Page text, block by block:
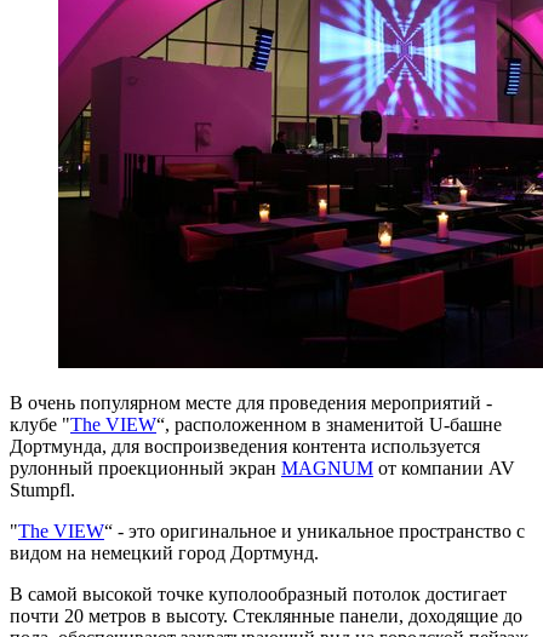
В очень популярном месте для проведения мероприятий -
клубе "The VIEW“, расположенном в знаменитой U-башне
Дортмунда, для воспроизведения контента используется
рулонный проекционный экран MAGNUM от компании AV
Stumpfl.
"The VIEW“ - это оригинальное и уникальное пространство с
видом на немецкий город Дортмунд.
В самой высокой точке куполообразный потолок достигает
почти 20 метров в высоту. Стеклянные панели, доходящие до